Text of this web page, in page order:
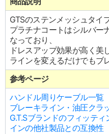
GTSのステンメッシュタイ
プラチナコートはシルバー
なっており、
ドレスアップ効果が高く美
ラインを変えるだけでもブ
参考ページ
ハンドル周りケーブル一覧
ブレーキライン・油圧クラ
G.T.Sブランドのフィッテ
インの他社製品との互換性